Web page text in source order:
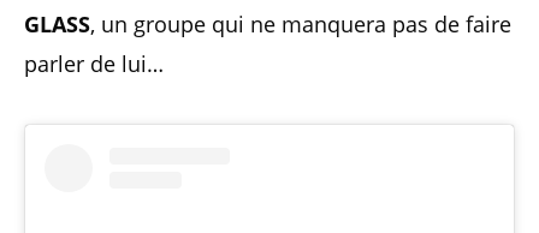
GLASS, un groupe qui ne manquera pas de faire
parler de lui…